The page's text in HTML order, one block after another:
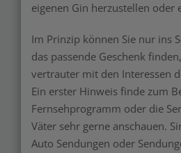
eigenen Gin herzustellen oder
Im Prinzip können Sie nur ins
das passende Geschenk
vertrauter mit den Interessen
Ein erster Hinweis finde zum
Fernsehprogramm oder die
Väter sehr gerne anschauen.
Auto Sendungen oder